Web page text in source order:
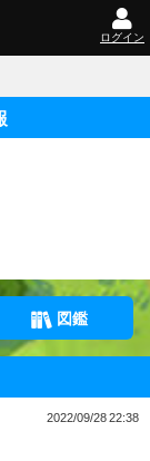
ログイン
図鑑
2022/09/28 22:38